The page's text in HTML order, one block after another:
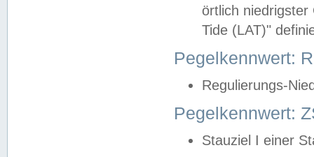
örtlich
Tide (LAT)"
Pegelkennwert:
Regulierungs-
Pegelkennwert:
Stauziel I einer